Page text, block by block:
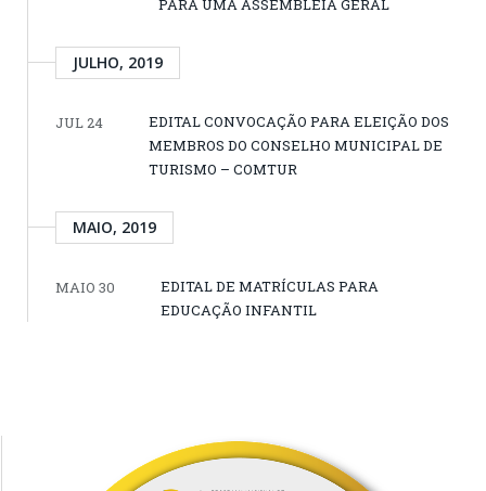
PARA UMA ASSEMBLEIA GERAL
JULHO, 2019
JUL 24
EDITAL CONVOCAÇÃO PARA ELEIÇÃO DOS
MEMBROS DO CONSELHO MUNICIPAL DE
TURISMO – COMTUR
MAIO, 2019
MAIO 30
EDITAL DE MATRÍCULAS PARA
EDUCAÇÃO INFANTIL